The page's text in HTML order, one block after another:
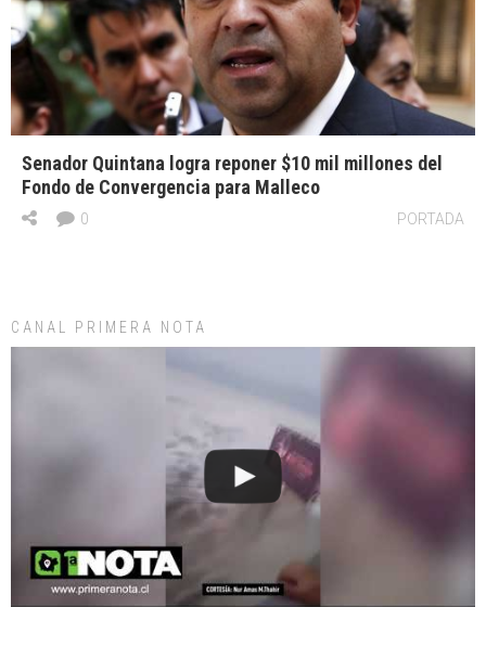
Senador Quintana logra reponer $10 mil millones del
Fondo de Convergencia para Malleco
PORTADA
0
CANAL PRIMERA NOTA